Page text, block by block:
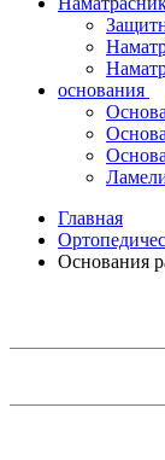
основания
Главная
Основания